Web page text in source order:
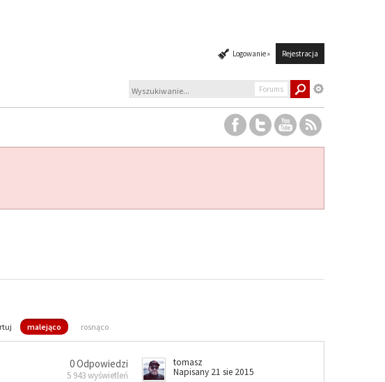
Logowanie » Rejestracja
Forums
malejąco rosnąco
0 Odpowiedzi
5 943 wyświetleń
tomasz
Napisany 21 sie 2015